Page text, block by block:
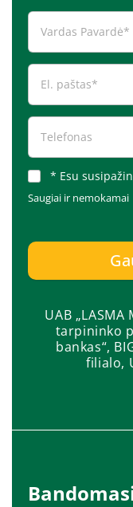
* Esu
Saugiai ir nemokamai
UAB
tarpininko
bankas“,
filialo,